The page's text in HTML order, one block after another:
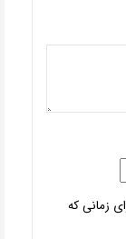
زمانی که